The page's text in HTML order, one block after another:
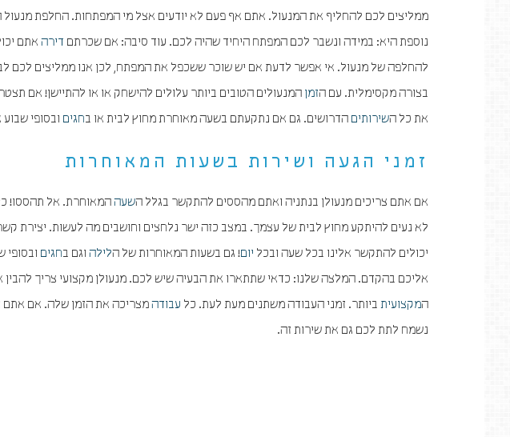
ממליצים לכם להחליף את המנעול. אתם אף פעם לא יודעים אצל מי המפתחות. החלפת
נוספת היא: במידה ונשבר לכם המפתח היחיד שהיה לכם. עוד סיבה: אם שכרתם דירה אתם
להחלפה של מנעול. אי אפשר לדעת אם יש שוכר ששכפל את המפתח, לכן אנו ממליצים
בצורה מקסימלית. עם הזמן המנעולים הטובים ביותר עלולים להישחק או או להתיישן! אם
את כל השירותים הדרושים. גם אם נתקעתם בשעה מאוחרת מחוץ לבית או בחגים ובסופי שבוע אנחנו
זמני הגעה ושירות בשעות המאוחרות
אם אתם צריכים מנעולן בנתניה ואתם מהססים להתקשר בגלל השעההמאוחרת. אל תהססו!
לא נעים להיתקע מחוץ לבית של עצמך. במצב כזה ישר נלחצים וחושבים מה לעשות. יצירת
יכולים להתקשר אלינו בכל שעה ובכל יום! גם בשעות המאוחרות של הלילה וגם בחגים
אליכם בהקדם. המלצה שלנו: כדאי שתתארו את הבעיה שיש לכם. מנעולן מקצועי צריך להבין
המקצועית ביותר. זמני העבודה משתנים מעת לעת. כל עבודהמצריכה את הזמן שלה. אם אתם
נשמח לתת לכם גם את שירות זה.